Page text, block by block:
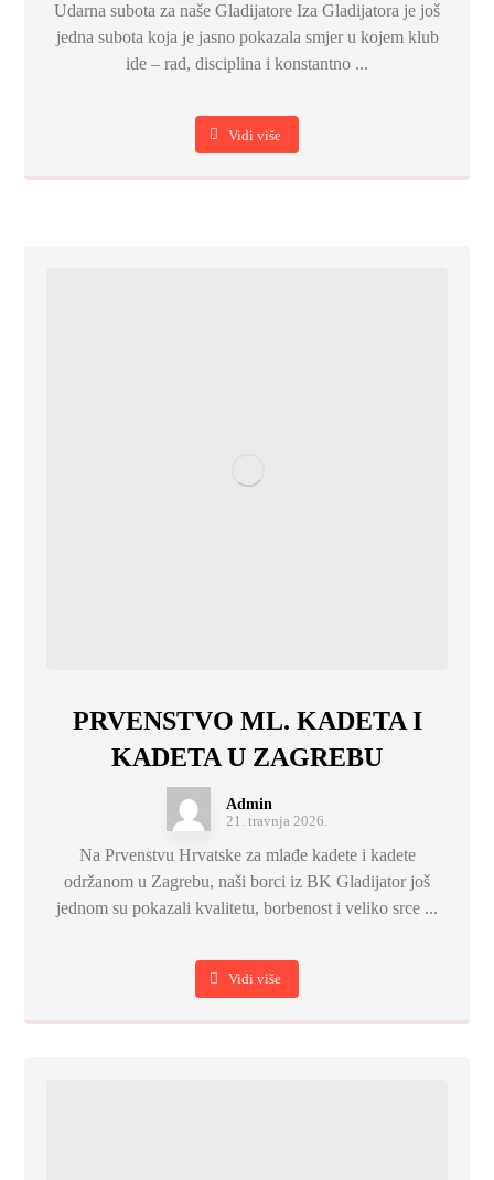
Udarna subota za naše Gladijatore Iza Gladijatora je još
jedna subota koja je jasno pokazala smjer u kojem klub
ide – rad, disciplina i konstantno ...
Vidi više
PRVENSTVO ML. KADETA I
KADETA U ZAGREBU
Admin
21. travnja 2026.
Na Prvenstvu Hrvatske za mlađe kadete i kadete
održanom u Zagrebu, naši borci iz BK Gladijator još
jednom su pokazali kvalitetu, borbenost i veliko srce ...
Vidi više